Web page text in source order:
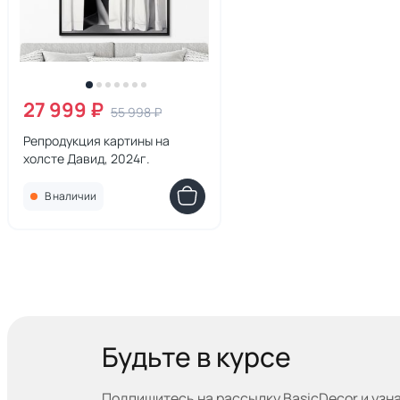
27 999 ₽ 55 998 ₽
Репродукция картины на
холсте Давид, 2024г.
В наличии
Будьте в курсе